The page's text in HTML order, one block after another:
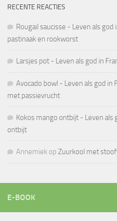
RECENTE REACTIES
Rougail saucisse - Leven als god
pastinaak en rookworst
Larsjes pot - Leven als god in
Avocado bowl - Leven als god in
met passievrucht
Kokos mango ontbijt - Leven als
ontbijt
Annemiek op Zuurkool met
E-BOOK